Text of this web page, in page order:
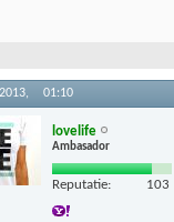
01:10
lovelife
Ambasador
Reputatie: 103